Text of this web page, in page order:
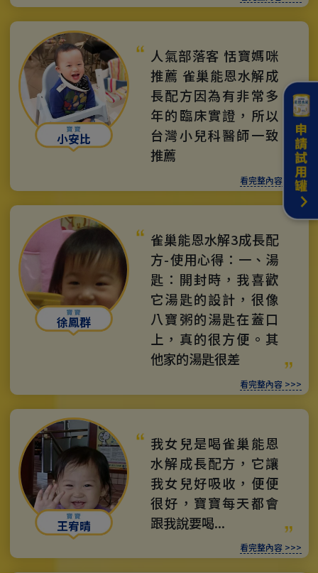
小安比
人氣部落客 恬寶媽咪
推薦 雀巢能恩水解成
長配方因為有非常多
年的臨床實證，所以
台灣小兒科醫師一致
推薦
看完整內容 >>>
徐鳳群
雀巢能恩水解3成長配
方-使用心得：一、湯
匙：開封時，我喜歡
它湯匙的設計，很像
八寶粥的湯匙在蓋口
上，真的很方便。其
他家的湯匙很差
看完整內容 >>>
王宥晴
我女兒是喝雀巢能恩
水解成長配方，它讓
我女兒好吸收，便便
很好，寶寶每天都會
跟我說要喝...
看完整內容 >>>